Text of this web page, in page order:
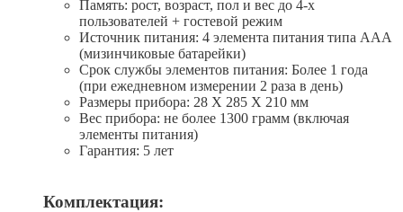
Память: рост, возраст, пол и вес до 4-х
пользователей + гостевой режим
Источник питания: 4 элемента питания типа AAА
(мизинчиковые батарейки)
Срок службы элементов питания: Более 1 года
(при ежедневном измерении 2 раза в день)
Размеры прибора: 28 X 285 X 210 мм
Вес прибора: не более 1300 грамм (включая
элементы питания)
Гарантия: 5 лет
Комплектация: